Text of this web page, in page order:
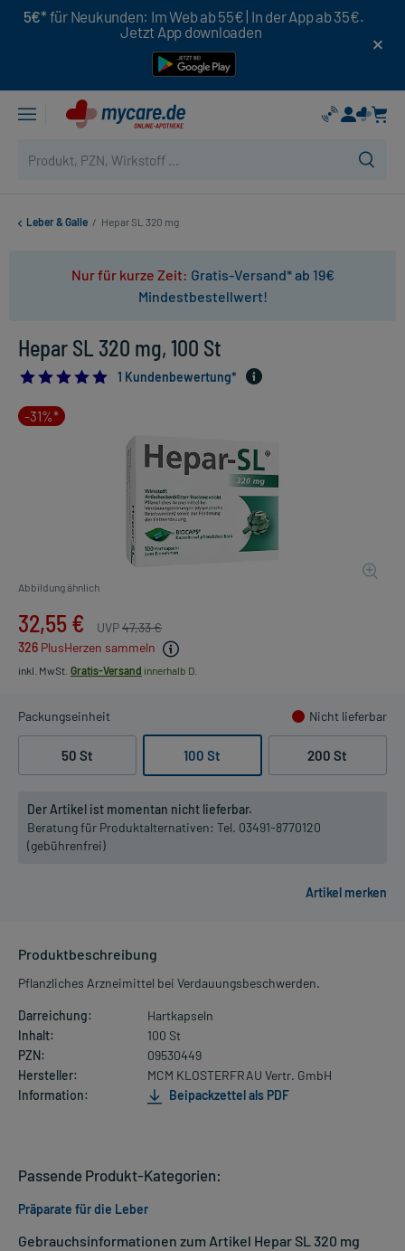
5€* für Neukunden: Im Web ab 55€ | In der App ab 35€.
Jetzt App downloaden
Leber & Galle / Hepar SL 320 mg
Nur für kurze Zeit: Gratis-Versand* ab 19€
Mindestbestellwert!
Hepar SL 320 mg, 100 St
5.01 Kundenbewertung*
-31%*
Abbildung ähnlich
32,55 € UVP47,33 €
326 PlusHerzen sammeln
inkl. MwSt. Gratis-Versand innerhalb D.
Packungseinheit Nicht lieferbar
50 St 100 St 200 St
Der Artikel ist momentan nicht lieferbar.
Beratung für Produktalternativen: Tel. 03491-8770120
(gebührenfrei)
Produktbeschreibung
Pflanzliches Arzneimittel bei Verdauungsbeschwerden.
Darreichung:
Hartkapseln
Inhalt:
100 St
PZN:
09530449
Hersteller:
MCM KLOSTERFRAU Vertr. GmbH
Information:
Beipackzettel als PDF
Gebrauchsinformationen zum Artikel Hepar SL 320 mg
Passende Produkt-Kategorien:
Präparate für die Leber